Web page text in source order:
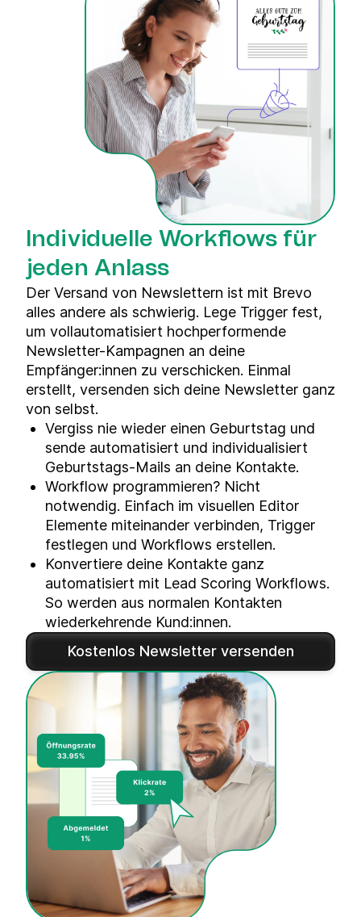
Individuelle Workflows für
jeden Anlass
Der Versand von Newslettern ist mit Brevo
alles andere als schwierig. Lege Trigger fest,
um vollautomatisiert hochperformende
Newsletter-Kampagnen an deine
Empfänger:innen zu verschicken. Einmal
erstellt, versenden sich deine Newsletter ganz
von selbst.
Vergiss nie wieder einen Geburtstag und
sende automatisiert und individualisiert
Geburtstags-Mails an deine Kontakte.
Workflow programmieren? Nicht
notwendig. Einfach im visuellen Editor
Elemente miteinander verbinden, Trigger
festlegen und Workflows erstellen.
Konvertiere deine Kontakte ganz
automatisiert mit Lead Scoring Workflows.
So werden aus normalen Kontakten
wiederkehrende Kund:innen.
Kostenlos Newsletter versenden